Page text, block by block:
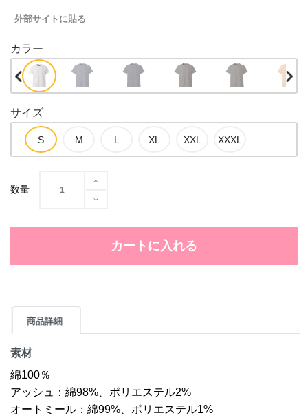
外部サイトに貼る
カラー
サイズ
数量
カートに入れる
商品詳細
素材
綿100％
アッシュ：綿98%、ポリエステル2%
オートミール：綿99%、ポリエステル1%